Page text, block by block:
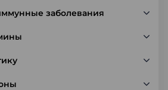
заболевания